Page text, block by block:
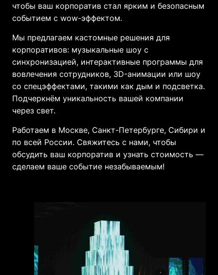
чтобы ваш корпоратив стал ярким и безопасным
событием с wow-эффектом.
Мы предлагаем кастомные решения для
корпоративов: музыкальные шоу с
синхронизацией, интерактивные программы для
вовлечения сотрудников, 3D-анимации или шоу
со спецэффектами, такими как дым и подсветка.
Подчеркнём уникальность вашей компании
через свет.
Работаем в Москве, Санкт-Петербурге, Сибири и
по всей России. Свяжитесь с нами, чтобы
обсудить ваш корпоратив и узнать стоимость —
сделаем ваше событие незабываемым!